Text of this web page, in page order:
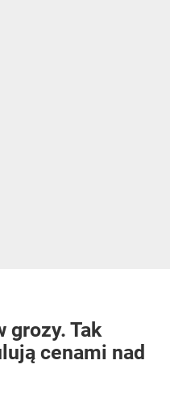
grozy. Tak
cenami nad